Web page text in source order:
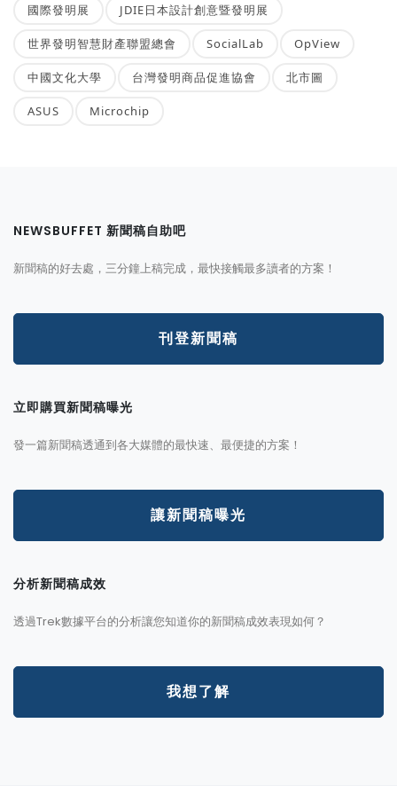
國際發明展 JDIE日本設計創意暨發明展
世界發明智慧財產聯盟總會 SocialLab OpView
中國文化大學 台灣發明商品促進協會 北市圖
ASUS Microchip
NEWSBUFFET 新聞稿自助吧
新聞稿的好去處，三分鐘上稿完成，最快接觸最多讀者的方案！
刊登新聞稿
立即購買新聞稿曝光
發一篇新聞稿透通到各大媒體的最快速、最便捷的方案！
讓新聞稿曝光
分析新聞稿成效
透過Trek數據平台的分析讓您知道你的新聞稿成效表現如何？
我想了解